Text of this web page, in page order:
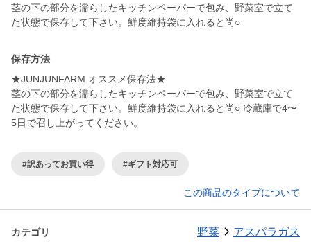
茎の下の部分を濡らしたキッチンペーパーで包み、野菜室で立て
た状態で保存して下さい。鮮度維持袋に入れると尚○
保存方法
★JUNJUNFARM オススメ保存法★
茎の下の部分を濡らしたキッチンペーパーで包み、野菜室で立て
た状態で保存して下さい。鮮度維持袋に入れると尚○ 冷蔵庫で4〜
5日で召し上がってください。
#訳あってお買い得 #ギフト対応可
この商品のタイプについて
カテゴリ 野菜 アスパラガス